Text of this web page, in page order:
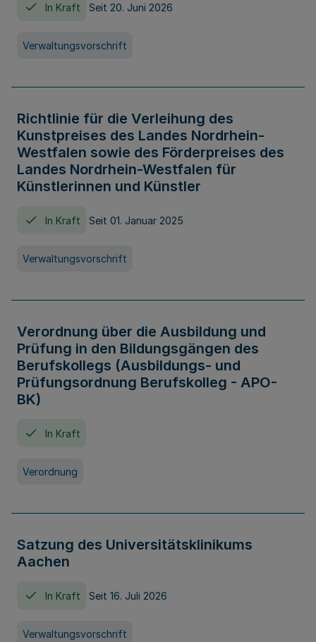
In Kraft Seit 20. Juni 2026
Verwaltungsvorschrift
Richtlinie für die Verleihung des
Kunstpreises des Landes Nordrhein-
Westfalen sowie des Förderpreises des
Landes Nordrhein-Westfalen für
Künstlerinnen und Künstler
In Kraft Seit 01. Januar 2025
Verwaltungsvorschrift
Verordnung über die Ausbildung und
Prüfung in den Bildungsgängen des
Berufskollegs (Ausbildungs- und
Prüfungsordnung Berufskolleg - APO-
BK)
In Kraft
Verordnung
Satzung des Universitätsklinikums
Aachen
In Kraft Seit 16. Juli 2026
Verwaltungsvorschrift